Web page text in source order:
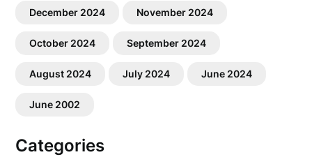
December 2024 November 2024
October 2024 September 2024
August 2024 July 2024 June 2024
June 2002
Categories